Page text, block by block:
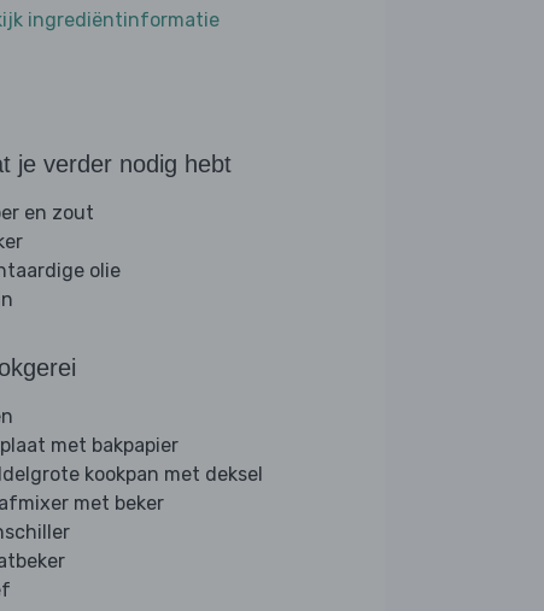
ingrediëntinformatie
je verder nodig hebt
en zout
olie
met bakpapier
kookpan met deksel
met beker